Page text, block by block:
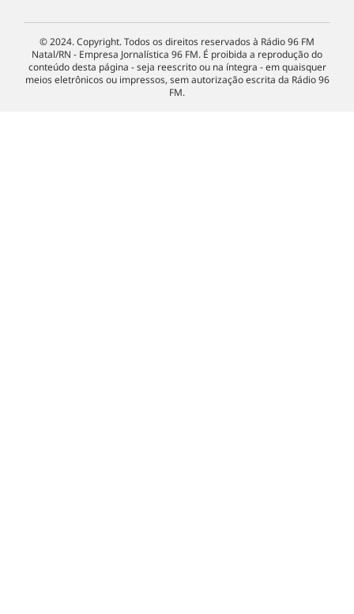
© 2024. Copyright. Todos os direitos reservados à Rádio 96 FM
Natal/RN - Empresa Jornalística 96 FM. É proibida a reprodução do
conteúdo desta página - seja reescrito ou na íntegra - em quaisquer
meios eletrônicos ou impressos, sem autorização escrita da Rádio 96
FM.